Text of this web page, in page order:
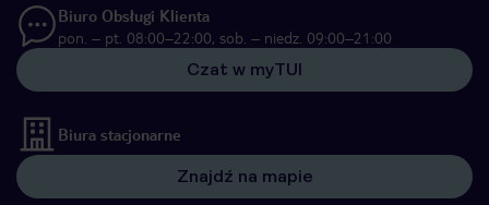
Biuro Obsługi Klienta
pon. – pt. 08:00–22:00, sob. – niedz. 09:00–21:00
Czat w myTUI
Biura stacjonarne
Znajdź na mapie